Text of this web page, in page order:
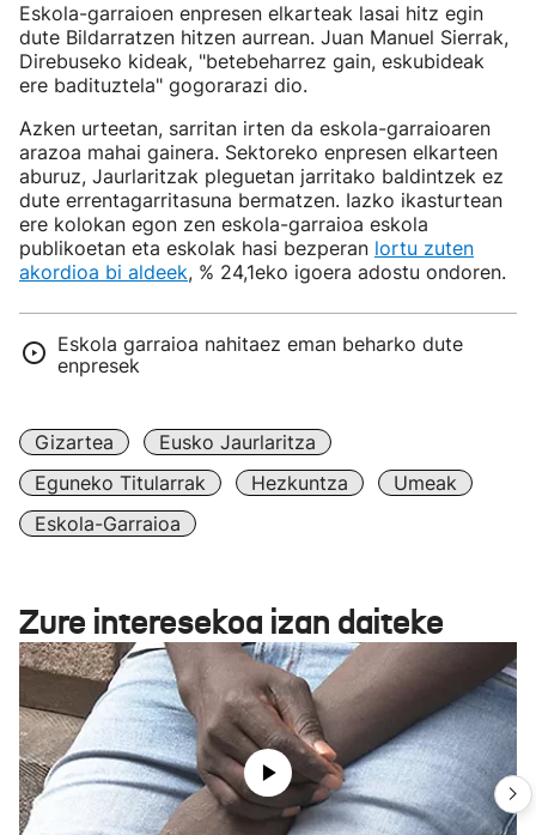
Eskola-garraioen enpresen elkarteak lasai hitz egin
dute Bildarratzen hitzen aurrean. Juan Manuel Sierrak,
Direbuseko kideak, "betebeharrez gain, eskubideak
ere badituztela" gogorarazi dio.
Azken urteetan, sarritan irten da eskola-garraioaren
arazoa mahai gainera. Sektoreko enpresen elkarteen
aburuz, Jaurlaritzak pleguetan jarritako baldintzek ez
dute errentagarritasuna bermatzen. Iazko ikasturtean
ere kolokan egon zen eskola-garraioa eskola
publikoetan eta eskolak hasi bezperan lortu zuten
akordioa bi aldeek, % 24,1eko igoera adostu ondoren.
Eskola garraioa nahitaez eman beharko dute
enpresek
Gizartea
Eusko Jaurlaritza
Eguneko Titularrak
Hezkuntza
Umeak
Eskola-Garraioa
Zure interesekoa izan daiteke